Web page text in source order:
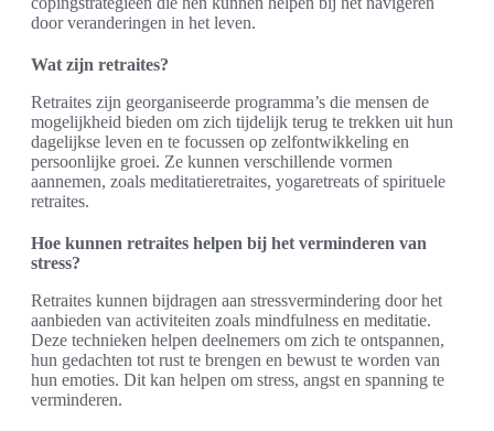
door veranderingen in het leven.
Wat zijn retraites?
Retraites zijn georganiseerde programma’s die mensen de
mogelijkheid bieden om zich tijdelijk terug te trekken uit hun
dagelijkse leven en te focussen op zelfontwikkeling en
persoonlijke groei. Ze kunnen verschillende vormen
aannemen, zoals meditatieretraites, yogaretreats of spirituele
retraites.
Hoe kunnen retraites helpen bij het verminderen van
stress?
Retraites kunnen bijdragen aan stressvermindering door het
aanbieden van activiteiten zoals mindfulness en meditatie.
Deze technieken helpen deelnemers om zich te ontspannen,
hun gedachten tot rust te brengen en bewust te worden van
hun emoties. Dit kan helpen om stress, angst en spanning te
verminderen.